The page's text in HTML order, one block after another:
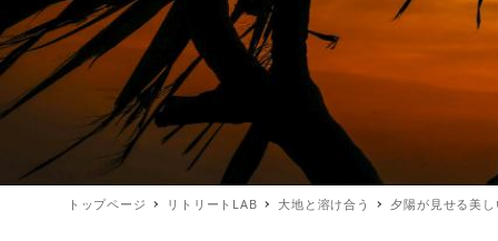
トップページ リトリートLAB 大地と溶け合う 夕陽が見せる美